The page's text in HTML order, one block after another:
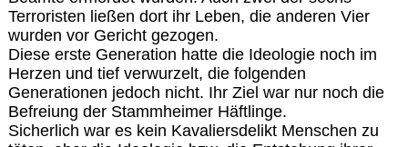
Terroristen ließen dort ihr Leben, die anderen Vier
wurden vor Gericht gezogen.
Diese erste Generation hatte die Ideologie noch im
Herzen und tief verwurzelt, die folgenden
Generationen jedoch nicht. Ihr Ziel war nur noch die
Befreiung der Stammheimer Häftlinge.
Sicherlich war es kein Kavaliersdelikt Menschen zu